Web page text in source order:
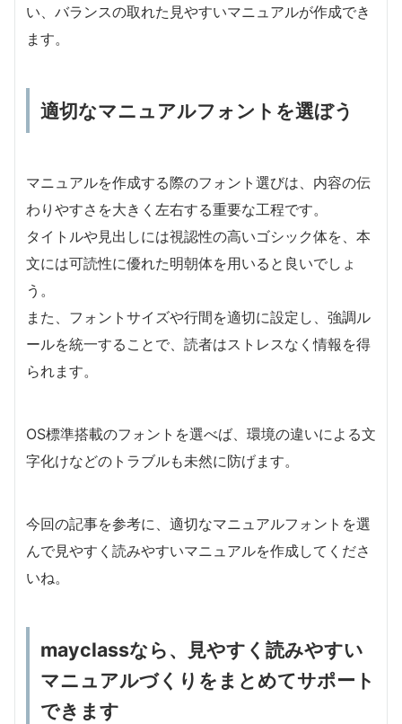
い、バランスの取れた見やすいマニュアルが作成でき
ます。
適切なマニュアルフォントを選ぼう
マニュアルを作成する際のフォント選びは、内容の伝
わりやすさを大きく左右する重要な工程です。
タイトルや見出しには視認性の高いゴシック体を、本
文には可読性に優れた明朝体を用いると良いでしょ
う。
また、フォントサイズや行間を適切に設定し、強調ル
ールを統一することで、読者はストレスなく情報を得
られます。
OS標準搭載のフォントを選べば、環境の違いによる文
字化けなどのトラブルも未然に防げます。
今回の記事を参考に、適切なマニュアルフォントを選
んで見やすく読みやすいマニュアルを作成してくださ
いね。
mayclassなら、見やすく読みやすい
マニュアルづくりをまとめてサポート
できます